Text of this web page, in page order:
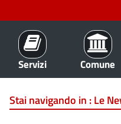
Servizi Comune
Stai navigando in :Le